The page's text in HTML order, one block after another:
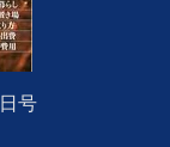
号